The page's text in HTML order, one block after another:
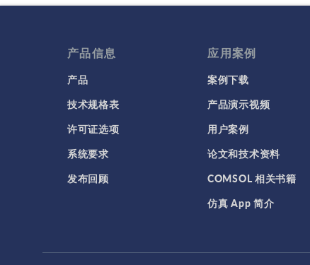
产品信息
产品
技术规格表
许可证选项
系统要求
发布回顾
应用案例
案例下载
产品演示视频
用户案例
论文和技术资料
COMSOL 相关书籍
仿真 App 简介